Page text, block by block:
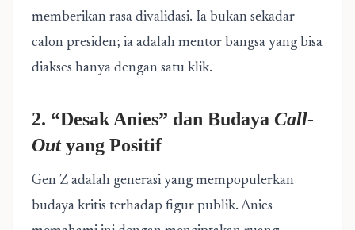
memberikan rasa divalidasi. Ia bukan sekadar
calon presiden; ia adalah mentor bangsa yang bisa
diakses hanya dengan satu klik.
2. “Desak Anies” dan Budaya Call-
Outyang Positif
Gen Z adalah generasi yang mempopulerkan
budaya kritis terhadap figur publik. Anies